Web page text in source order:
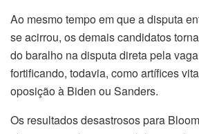
Ao mesmo tempo em que a disputa
se acirrou, os demais candidatos
do baralho na disputa direta pela
fortificando, todavia, como artífices
oposição à Biden ou Sanders.
Os resultados desastrosos para